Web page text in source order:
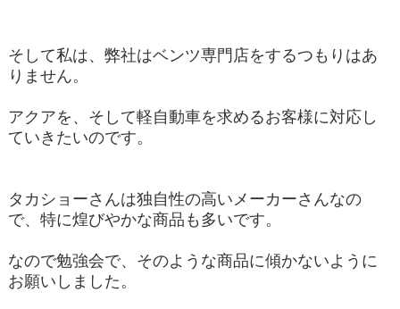
そして私は、弊社はベンツ専門店をするつもりはあ
りません。
アクアを、そして軽自動車を求めるお客様に対応し
ていきたいのです。
タカショーさんは独自性の高いメーカーさんなの
で、特に煌びやかな商品も多いです。
なので勉強会で、そのような商品に傾かないように
お願いしました。